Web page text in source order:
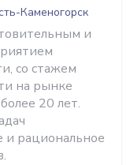
Каменогорск
и
со стажем
на рынке
20 лет.
и рациональное